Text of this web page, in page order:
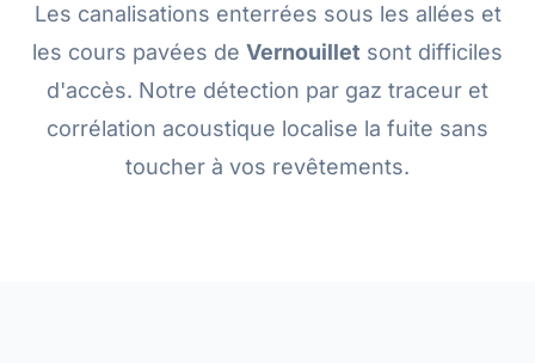
Les canalisations enterrées sous les allées et
les cours pavées de Vernouillet sont difficiles
d'accès. Notre détection par gaz traceur et
corrélation acoustique localise la fuite sans
toucher à vos revêtements.